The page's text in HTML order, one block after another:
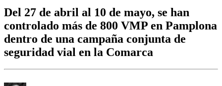
Del 27 de abril al 10 de mayo, se han
controlado más de 800 VMP en Pamplona
dentro de una campaña conjunta de
seguridad vial en la Comarca